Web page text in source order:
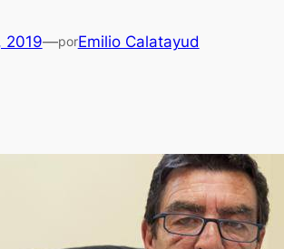
2019—porEmilio Calatayud